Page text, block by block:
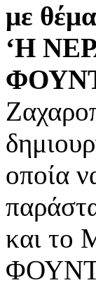
με
‘Η
οποία
και το